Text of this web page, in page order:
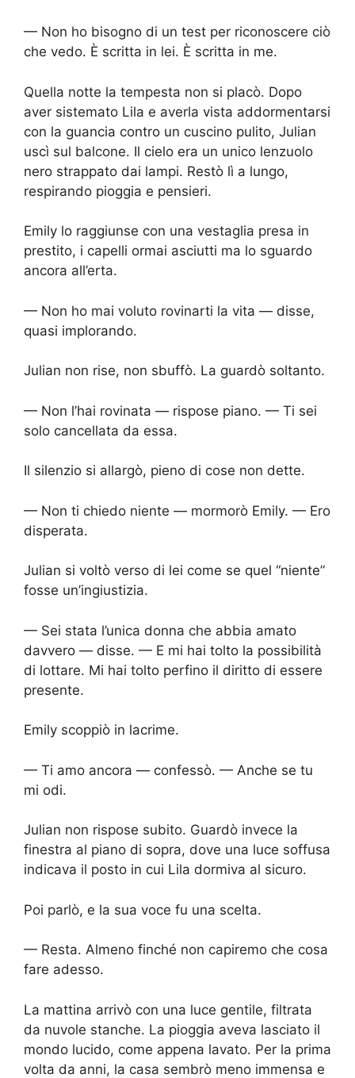
— Non ho bisogno di un test per riconoscere ciò
che vedo. È scritta in lei. È scritta in me.
Quella notte la tempesta non si placò. Dopo
aver sistemato Lila e averla vista addormentarsi
con la guancia contro un cuscino pulito, Julian
uscì sul balcone. Il cielo era un unico lenzuolo
nero strappato dai lampi. Restò lì a lungo,
respirando pioggia e pensieri.
Emily lo raggiunse con una vestaglia presa in
prestito, i capelli ormai asciutti ma lo sguardo
ancora all’erta.
— Non ho mai voluto rovinarti la vita — disse,
quasi implorando.
Julian non rise, non sbuffò. La guardò soltanto.
— Non l’hai rovinata — rispose piano. — Ti sei
solo cancellata da essa.
Il silenzio si allargò, pieno di cose non dette.
— Non ti chiedo niente — mormorò Emily. — Ero
disperata.
Julian si voltò verso di lei come se quel “niente”
fosse un’ingiustizia.
— Sei stata l’unica donna che abbia amato
davvero — disse. — E mi hai tolto la possibilità
di lottare. Mi hai tolto perfino il diritto di essere
presente.
Emily scoppiò in lacrime.
— Ti amo ancora — confessò. — Anche se tu
mi odi.
Julian non rispose subito. Guardò invece la
finestra al piano di sopra, dove una luce soffusa
indicava il posto in cui Lila dormiva al sicuro.
Poi parlò, e la sua voce fu una scelta.
— Resta. Almeno finché non capiremo che cosa
fare adesso.
La mattina arrivò con una luce gentile, filtrata
da nuvole stanche. La pioggia aveva lasciato il
mondo lucido, come appena lavato. Per la prima
volta da anni, la casa sembrò meno immensa e